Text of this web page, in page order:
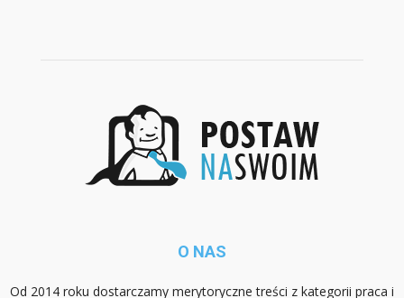
O NAS
Od 2014 roku dostarczamy merytoryczne treści z kategorii praca i